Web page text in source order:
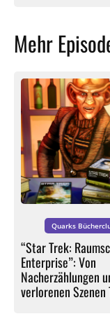
Mehr
Quarks
“Star Trek:
Enterprise”: Von
Nacherzählungen
verlorenen Szenen